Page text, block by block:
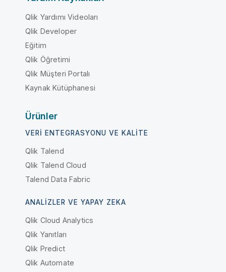
Qlik Yardımı Videoları
Qlik Developer
Eğitim
Qlik Öğretimi
Qlik Müşteri Portalı
Kaynak Kütüphanesi
Ürünler
VERI ENTEGRASYONU VE KALITE
Qlik Talend
Qlik Talend Cloud
Talend Data Fabric
ANALIZLER VE YAPAY ZEKA
Qlik Cloud Analytics
Qlik Yanıtları
Qlik Predict
Qlik Automate